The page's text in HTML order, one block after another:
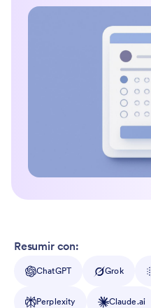
Resumir con:
ChatGPT Grok
Perplexity Claude.ai